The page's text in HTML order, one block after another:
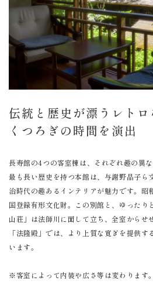
伝統と歴史が漂うレト
くつろぎの時間を演出
長寿館の4つの客室棟は、それぞれ趣の異
最も長い歴史を持つ本館は、与謝野晶子ら
治時代の趣あるインテリアが魅力です。昭
国登録有形文化財。この別館と、ゆったり
山荘」は法師川に面して立ち、全室からせ
「法隆殿」では、より上質な寛ぎを提供
います。
※客室によって内装や広さ等は変わります。